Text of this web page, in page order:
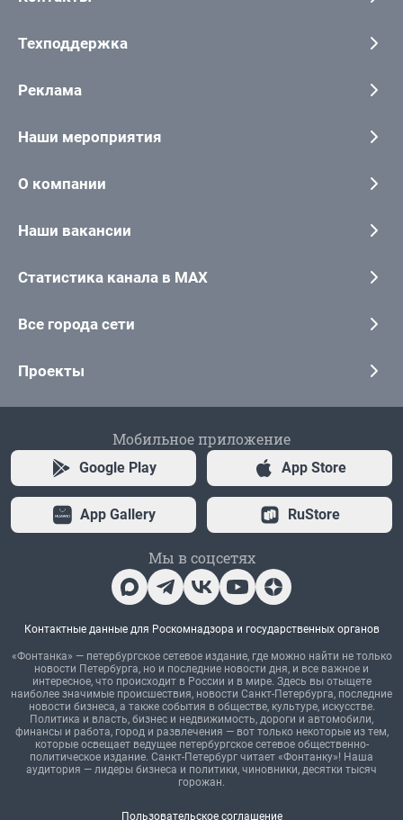
Техподдержка
Реклама
Наши мероприятия
О компании
Наши вакансии
Статистика канала в MAX
Все города сети
Проекты
Мобильное приложение
Google Play App Store
App Gallery RuStore
Мы в соцсетях
Контактные данные для Роскомнадзора и государственных органов
«Фонтанка» — петербургское сетевое издание, где можно найти не только
новости Петербурга, но и последние новости дня, и все важное и
интересное, что происходит в России и в мире. Здесь вы отыщете
наиболее значимые происшествия, новости Санкт-Петербурга, последние
новости бизнеса, а также события в обществе, культуре, искусстве.
Политика и власть, бизнес и недвижимость, дороги и автомобили,
финансы и работа, город и развлечения — вот только некоторые из тем,
которые освещает ведущее петербургское сетевое общественно-
политическое издание. Санкт-Петербург читает «Фонтанку»! Наша
аудитория — лидеры бизнеса и политики, чиновники, десятки тысяч
горожан.
Пользовательское соглашение